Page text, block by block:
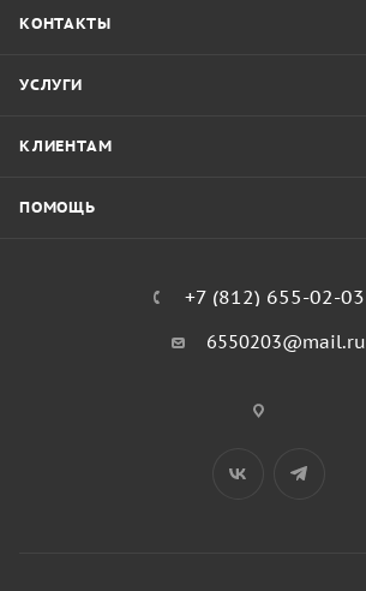
КОНТАКТЫ
УСЛУГИ
КЛИЕНТАМ
ПОМОЩЬ
+7 (812) 655-02-03
6550203@mail.ru